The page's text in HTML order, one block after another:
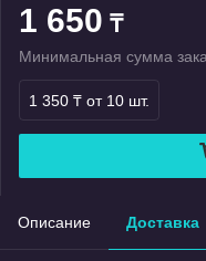
1 650 ₸
Минимальная сумма
1 350 ₸ от 10 шт.
Описание Доставка